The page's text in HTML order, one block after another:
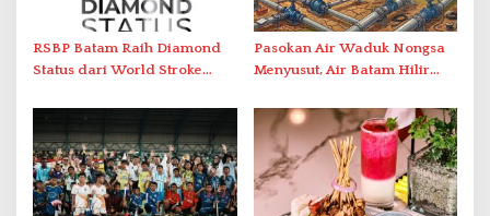
RSBP Batam Raih Diamond
Status dari World Stroke
Berstandar Internasional
Pasokan Air Waduk Nongsa
Menyusut, Air Batam Hilir
Antar-IPAM